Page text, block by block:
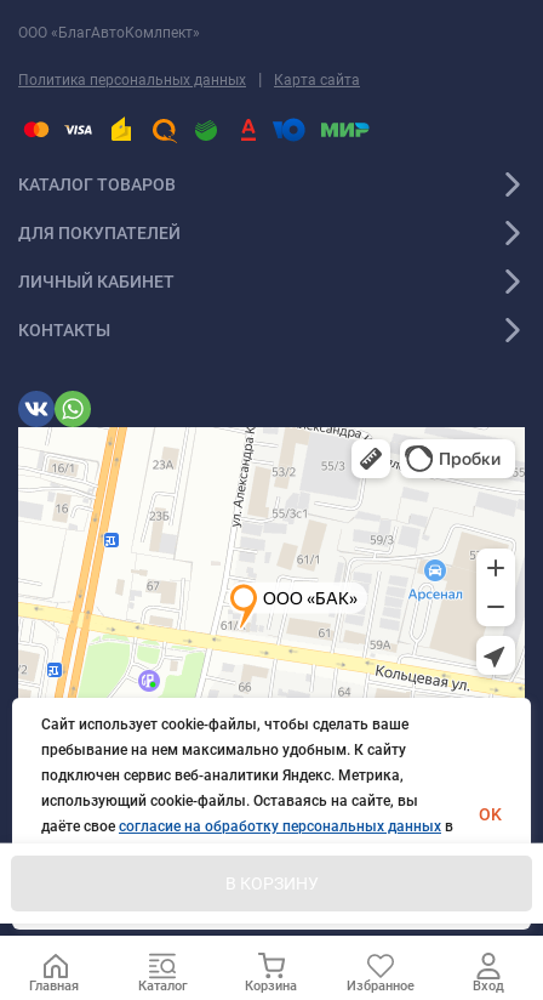
В КОРЗИНУ
ООО «БлагАвтоКомлпект»
Политика персональных данных | Карта сайта
КАТАЛОГ ТОВАРОВ
ДЛЯ ПОКУПАТЕЛЕЙ
ЛИЧНЫЙ КАБИНЕТ
КОНТАКТЫ
© 2026 БлагАвтоКомплект. Все права защищены
Главная Каталог Корзина Избранное Вход
Сайт использует cookie-файлы, чтобы сделать ваше
пребывание на нем максимально удобным. К cайту
подключен сервис веб-аналитики Яндекс. Метрика,
использующий cookie-файлы. Оставаясь на сайте, вы
даёте свое согласие на обработку персональных данных в
порядке, указанном вПолитике обработки персональных
OK